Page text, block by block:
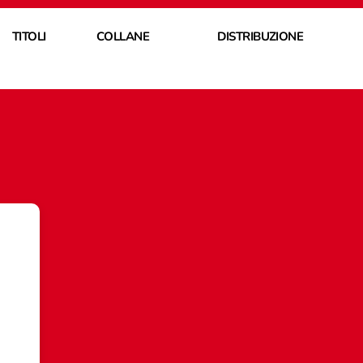
TITOLI COLLANE DISTRIBUZIONE